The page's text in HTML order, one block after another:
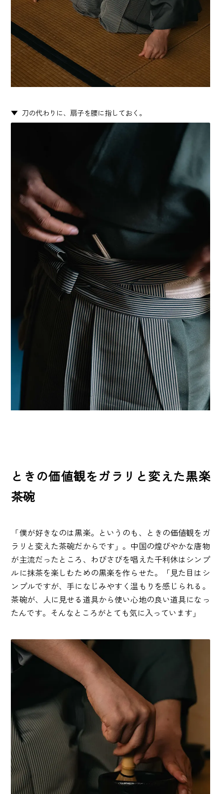
刀の代わりに、扇子を腰に指しておく。
ときの価値観をガラリと変えた黒楽
茶碗
「僕が好きなのは黒楽。というのも、ときの価値観をガ
ラリと変えた茶碗だからです」。中国の煌びやかな唐物
が主流だったところ、わびさびを唱えた千利休はシンプ
ルに抹茶を楽しむための黒楽を作らせた。「見た目はシ
ンプルですが、手になじみやすく温もりを感じられる。
茶碗が、人に見せる道具から使い心地の良い道具になっ
たんです。そんなところがとても気に入っています」